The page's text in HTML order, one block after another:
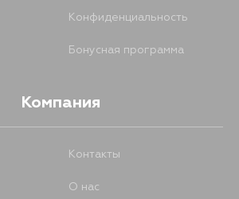
Конфиденциальность
Бонусная программа
Компания
Контакты
О нас